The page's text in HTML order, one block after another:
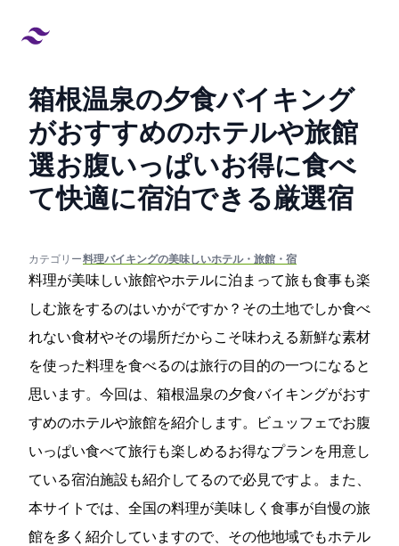
箱根温泉の夕食バイキング
がおすすめのホテルや旅館9
選!お腹いっぱいお得に食べ
て快適に宿泊できる厳選宿
カテゴリー:#料理/バイキングの美味しいホテル・旅館・宿
料理が美味しい旅館やホテルに泊まって旅も食事も楽
しむ旅をするのはいかがですか？その土地でしか食べ
れない食材やその場所だからこそ味わえる新鮮な素材
を使った料理を食べるのは旅行の目的の一つになると
思います。今回は、箱根温泉の夕食バイキングがおす
すめのホテルや旅館を紹介します。ビュッフェでお腹
いっぱい食べて旅行も楽しめるお得なプランを用意し
ている宿泊施設も紹介してるので必見ですよ。また、
本サイトでは、全国の料理が美味しく食事が自慢の旅
館を多く紹介していますので、その他地域でもホテル